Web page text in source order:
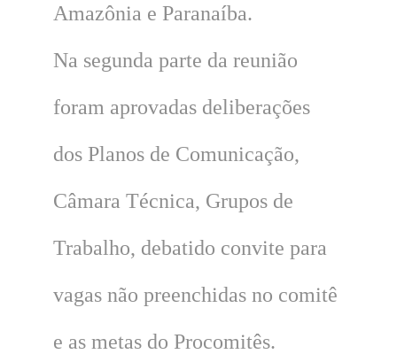
Amazônia e Paranaíba.
Na segunda parte da reunião
foram aprovadas deliberações
dos Planos de Comunicação,
Câmara Técnica, Grupos de
Trabalho, debatido convite para
vagas não preenchidas no comitê
e as metas do Procomitês.